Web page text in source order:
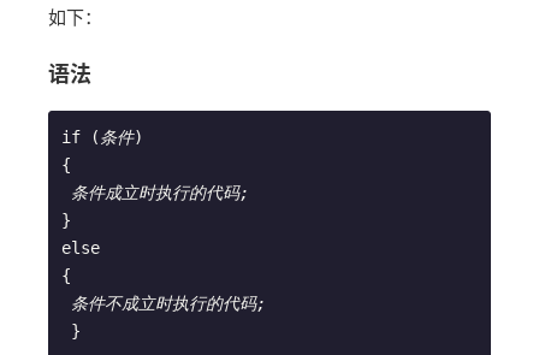
如下：
语法
if (条件)
{
条件成立时执行的代码;
}
else
{
条件不成立时执行的代码;
}